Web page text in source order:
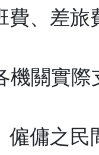
費、差旅
關實際
僱傭之民